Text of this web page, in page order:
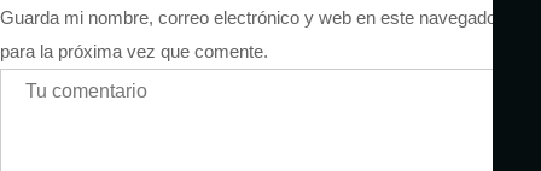
Guarda mi nombre, correo electrónico y web en este navegador
para la próxima vez que comente.